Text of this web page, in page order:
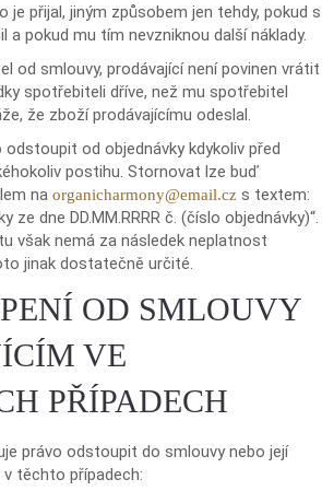
je přijal, jiným způsobem jen tehdy, pokud s
pokud mu tím nevzniknou další náklady.
od smlouvy, prodávající není povinen vrátit
spotřebiteli dříve, než mu spotřebitel
že zboží prodávajícímu odeslal.
od objednávky kdykoliv před
postihu. Stornovat lze buď
na organicharmony@email.cz s textem:
ze dne DD.MM.RRRR č. (číslo objednávky)“.
však nemá za následek neplatnost
jinak dostatečně určité.
OD SMLOUVY
VE
PŘÍPADECH
právo odstoupit do smlouvy nebo její
těchto případech: